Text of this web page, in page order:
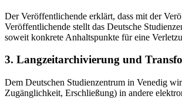
Der Veröffentlichende erklärt, dass mit der
Veröffentlichende stellt das Deutsche
soweit konkrete Anhaltspunkte für eine
3. Langzeitarchivierung und
Dem Deutschen Studienzentrum in Venedig
Zugänglichkeit, Erschließung) in andere